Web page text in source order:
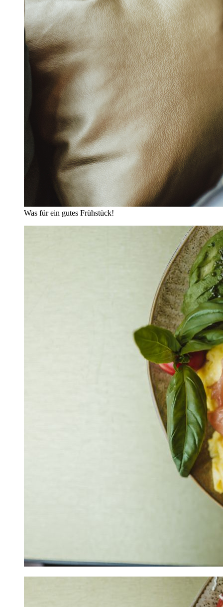
Was für ein gutes Frühstück!